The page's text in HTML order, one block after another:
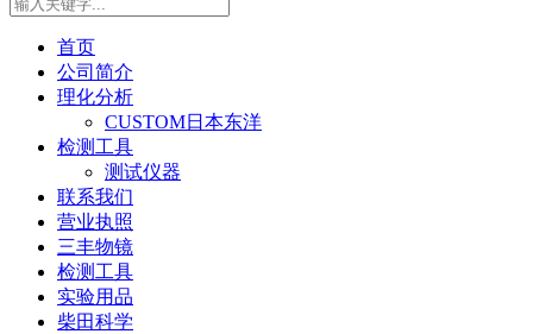
首页
公司简介
理化分析
CUSTOM日本东洋
检测工具
测试仪器
联系我们
营业执照
三丰物镜
检测工具
实验用品
柴田科学